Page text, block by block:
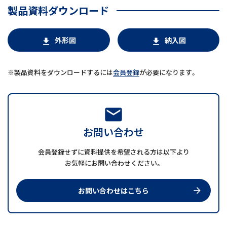
製品資料ダウンロード
download 外形図 download 納入図
製品資料をダウンロードするには会員登録が必要になります。
mail
お問い合わせ
会員登録せずに資料提供を希望される方は以下より
お気軽にお問い合わせください。
お問い合わせはこちら arrow_forward